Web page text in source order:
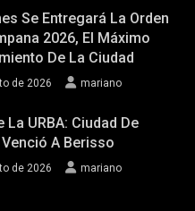
Se Entregará La Orden
2026, El Máximo
De La Ciudad
de 2026 mariano
La URBA: Ciudad De
A Berisso
de 2026 mariano